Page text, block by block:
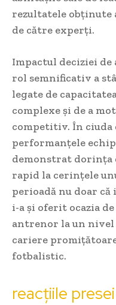
rezultatele obținute
de către experți.
Impactul deciziei
rol semnificativ a
legate de
complexe și de a
competitiv. În
performanțele
demonstrat dorința
rapid la cerințele
perioadă nu doar
i-a și oferit ocazia
antrenor la un nivel
cariere
fotbalistic.
reacțiile